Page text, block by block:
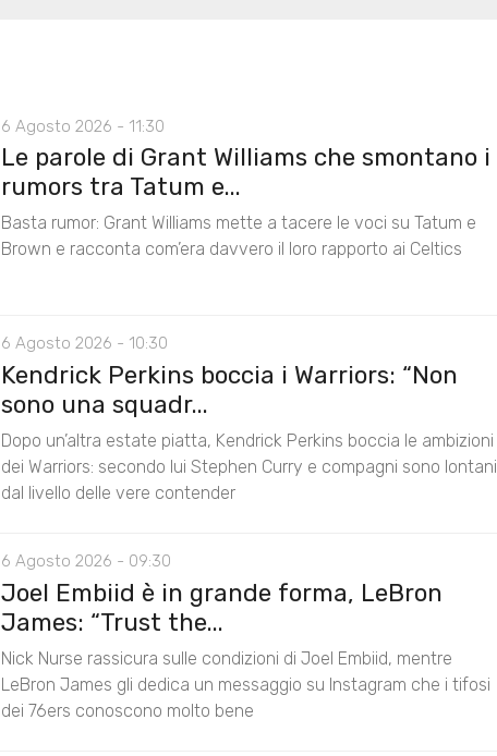
6 Agosto 2026 - 11:30
Le parole di Grant Williams che smontano i
rumors tra Tatum e...
Basta rumor: Grant Williams mette a tacere le voci su Tatum e
Brown e racconta com’era davvero il loro rapporto ai Celtics
6 Agosto 2026 - 10:30
Kendrick Perkins boccia i Warriors: “Non
sono una squadr...
Dopo un’altra estate piatta, Kendrick Perkins boccia le ambizioni
dei Warriors: secondo lui Stephen Curry e compagni sono lontani
dal livello delle vere contender
6 Agosto 2026 - 09:30
Joel Embiid è in grande forma, LeBron
James: “Trust the...
Nick Nurse rassicura sulle condizioni di Joel Embiid, mentre
LeBron James gli dedica un messaggio su Instagram che i tifosi
dei 76ers conoscono molto bene